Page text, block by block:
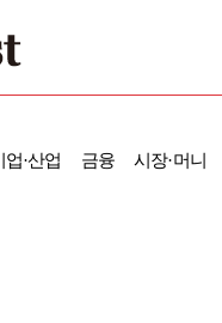
업·산업 금융 시장·머니